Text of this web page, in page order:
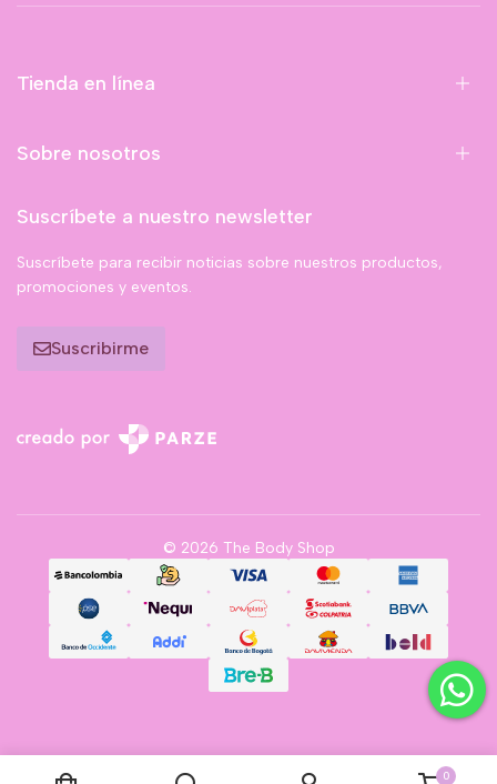
Tienda en línea
Sobre nosotros
Suscríbete a nuestro newsletter
Suscríbete para recibir noticias sobre nuestros productos,
promociones y eventos.
Suscribirme
© 2026 The Body Shop
0